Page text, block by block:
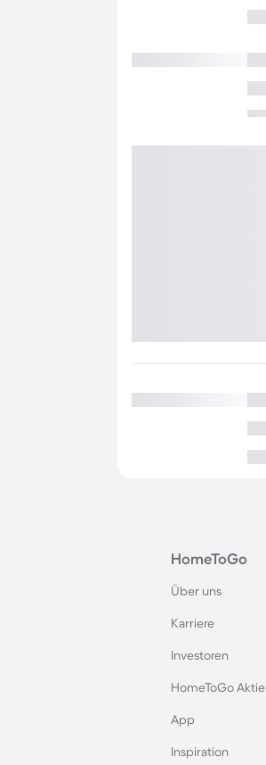
HomeToGo
Über uns
Karriere
Investoren
HomeToGo Aktie
App
Inspiration